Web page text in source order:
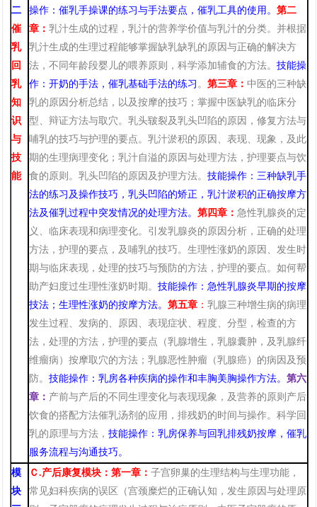
二
催
乳
回
乳
知
识
与
技
能
操作：催乳手操课的练习与手法要点，催乳工具的使用。第二
章：乳汁生成的过程，乳汁的营养学价值与乳汁的分类。并根据
乳汁生成的生理过程能够掌握缺乳缺乳的原因与正确的解决方
法，不同年龄段婴儿的喂养原则，科学添加辅食的方法。技能操
作：开奶的手法，催乳基础手法的练习 。第三章：中医的三种缺
乳的原因分析总结，以及按摩的技巧；掌握中医缺乳的临床分
型 、辩证方法与取穴。乳头皲裂及乳头凹陷的原因，修复方法与
哺乳的技巧与护理的要点。乳汁淤积的原因 、表现、现象，及此
期的生理病理变化 ；乳汁自溢的原因与处理方法，护理要点与饮
食的原则。乳头凹陷的原因及护理方法。技能操作：三种缺乳手
法的练习及操作技巧，乳头凹陷的矫正，乳汁淤积的正确按摩方
法及催乳过程中突发情况的处理方法。第四章：急性乳腺炎的定
义 、临床表现和病理变化。 引发乳腺炎的原因分析，正确的处理
方法，护理的要点，及哺乳的技巧。生理性涨奶的原因 、发生时
期与临床表现，处理的技巧与预防的方法，护理的要点。如何帮
助产妇度过生理性涨奶时期 。技能操作：急性乳腺炎早期的按摩
技法；生理性涨奶的按摩方法。第五章 ：乳腺三种增生病的病理
发生过程 、发病的 、 原因 、表现症状 、程度 、分型，检查的方
法，处理的方法，护理的要点（乳腺增生，乳腺囊肿，及乳腺纤
维瘤病）按摩取穴的方法；乳腺恶性肿瘤（乳腺癌）的病因及预
防。技能操作：乳房各种疾病的操作和丰胸美胸操作方法。第六
章： 产前与产后的不同生理变化与表现现象，及营养的原则产后
饮食的搭配方法催乳汤剂的应用，排残奶的时间与操作。科学回
乳的原理与方法，技能操作：乳房保养与回乳排残奶按摩 ，催乳
服务流程与沟通技巧。
模
块
Ｃ.产后康复模块：第一章：子宫卵巢的生理结构与生理功能，
常见妇科疾病的误区（宫颈糜烂的正确认知，发生原因与处理原